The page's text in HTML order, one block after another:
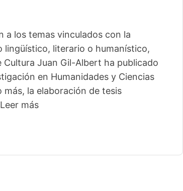
a los temas vinculados con la
lingüístico, literario o humanístico,
Juan Gil-Albert ha publicado
en Humanidades y Ciencias
más, la elaboración de tesis
Leer más